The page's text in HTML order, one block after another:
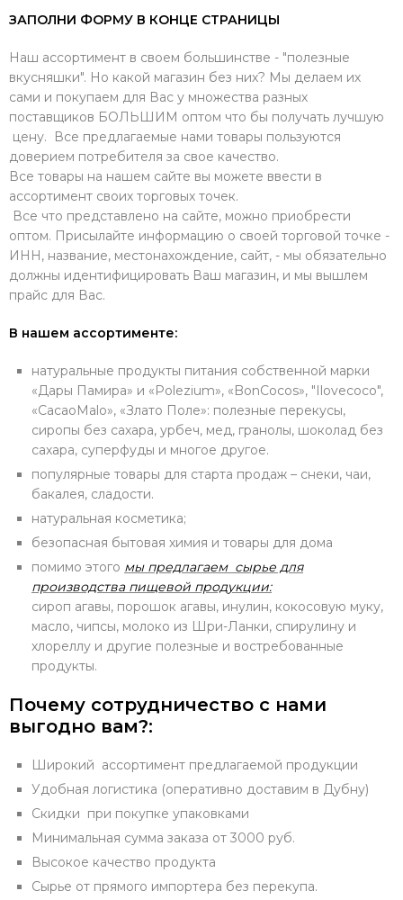
ЗАПОЛНИ ФОРМУ В КОНЦЕ СТРАНИЦЫ
Наш ассортимент в своем большинстве - "полезные
вкусняшки". Но какой магазин без них? Мы делаем их
сами и покупаем для Вас у множества разных
поставщиков БОЛЬШИМ оптом что бы получать лучшую
цену. Все предлагаемые нами товары пользуются
доверием потребителя за свое качество.
Все товары на нашем сайте вы можете ввести в
ассортимент своих торговых точек.
Все что представлено на сайте, можно приобрести
оптом. Присылайте информацию о своей торговой точке -
ИНН, название, местонахождение, сайт, - мы обязательно
должны идентифицировать Ваш магазин, и мы вышлем
прайс для Вас.
В нашем ассортименте:
натуральные продукты питания собственной марки
«Дары Памира» и «Polezium», «BonCocos», "Ilovecoco",
«CacaoMalo», «Злато Поле»: полезные перекусы,
сиропы без сахара, урбеч, мед, гранолы, шоколад без
сахара, суперфуды и многое другое.
популярные товары для старта продаж – снеки, чаи,
бакалея, сладости.
натуральная косметика;
безопасная бытовая химия и товары для дома
помимо этого мы предлагаем сырье для
производства пищевой продукции:
сироп агавы, порошок агавы, инулин, кокосовую муку,
масло, чипсы, молоко из Шри-Ланки, спирулину и
хлореллу и другие полезные и востребованные
продукты.
Почему сотрудничество с нами
выгодно вам?:
Широкий ассортимент предлагаемой продукции
Удобная логистика (оперативно доставим в Дубну)
Скидки при покупке упаковками
Минимальная сумма заказа от 3000 руб.
Высокое качество продукта
Сырье от прямого импортера без перекупа.